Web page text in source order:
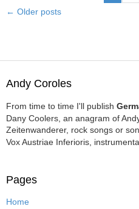
← Older posts
Andy Coroles
From time to time I'll publish
Dany Coolers, an anagram of
Zeitenwanderer, rock songs or
Vox Austriae Inferioris,
Pages
Home